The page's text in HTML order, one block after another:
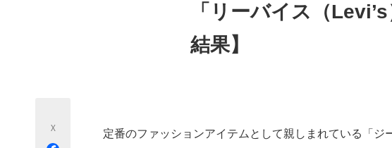
モノづくり技術者専門サイト
「リーバイス（
結果】
X
定番のファッションアイテムとして親しまれている「ジ